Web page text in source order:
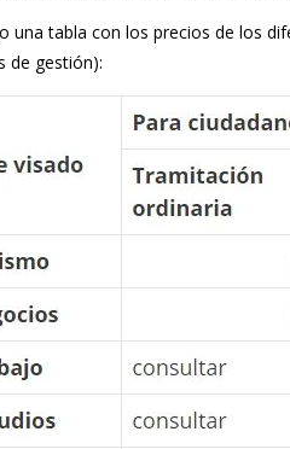
una tabla con los precios de los
de gestión):